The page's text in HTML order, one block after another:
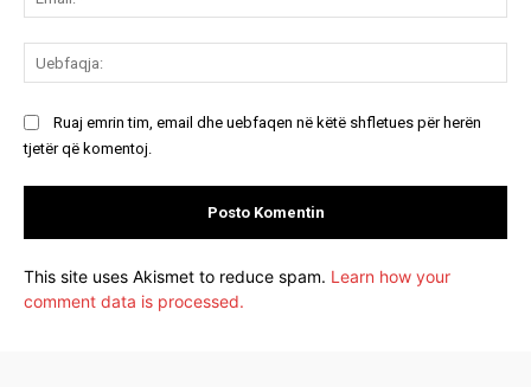
Ruaj emrin tim, email dhe uebfaqen në këtë shfletues për herën
tjetër që komentoj.
This site uses Akismet to reduce spam. Learn how your
comment data is processed.